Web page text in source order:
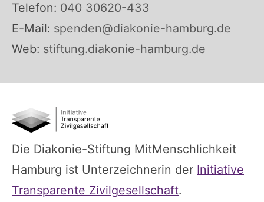
Telefon: 040 30620-433
E-Mail: spenden@diakonie-hamburg.de
Web: stiftung.diakonie-hamburg.de
Die Diakonie-Stiftung MitMenschlichkeit
Hamburg ist Unterzeichnerin der Initiative
Transparente Zivilgesellschaft.